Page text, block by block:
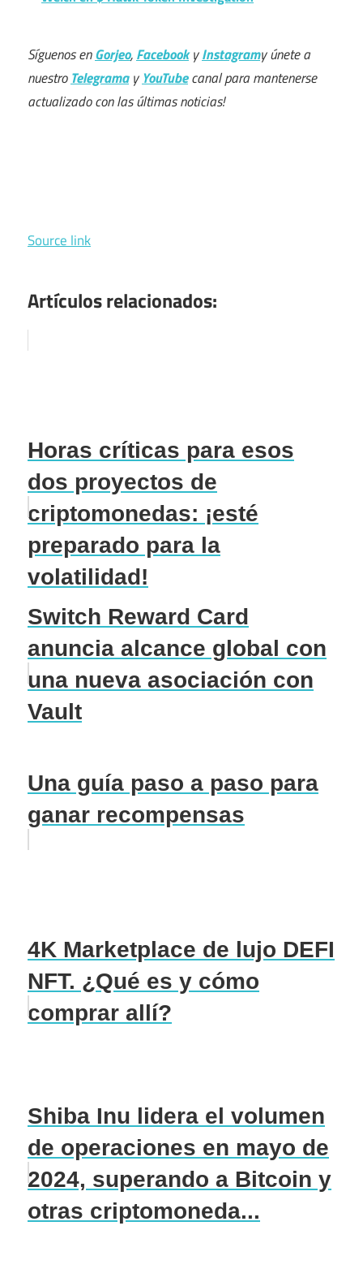
Síguenos enGorjeo,Facebook yInstagramy únete a
nuestroTelegramayYouTubecanal para mantenerse
actualizado con las últimas noticias!
Source link
Artículos relacionados:
Horas críticas para esos
dos proyectos de
criptomonedas: ¡esté
preparado para la
volatilidad!
Switch Reward Card
anuncia alcance global con
una nueva asociación con
Vault
Una guía paso a paso para
ganar recompensas
4K Marketplace de lujo DEFI
NFT. ¿Qué es y cómo
comprar allí?
Shiba Inu lidera el volumen
de operaciones en mayo de
2024, superando a Bitcoin y
otras criptomoneda...